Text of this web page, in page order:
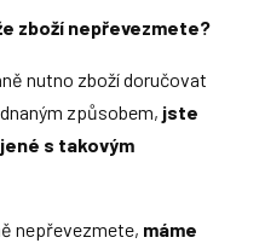
zboží nepřevezmete?
nutno zboží doručovat
způsobem, jste
s takovým
nepřevezmete, máme